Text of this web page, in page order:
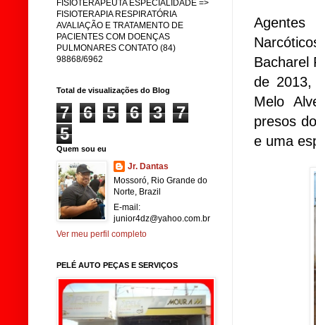
Bacharel
de
Melo
presos
e uma
FISIOTERAPEUTA ESPECIALIDADE =>
FISIOTERAPIA RESPIRATÓRIA
AVALIAÇÃO E TRATAMENTO DE
PACIENTES COM DOENÇAS
PULMONARES CONTATO (84)
98868/6962
Total de visualizações do Blog
7 6 5 6 3
7
5
Quem sou eu
Jr. Dantas
Mossoró, Rio Grande do
Norte, Brazil
E-mail:
junior4dz@yahoo.com.br
Ver meu perfil completo
PELÉ AUTO PEÇAS E SERVIÇOS